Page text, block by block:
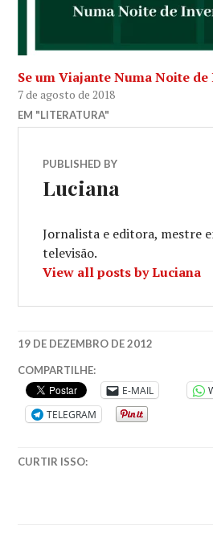
Se um Viajante Numa Noite
7 de agosto de 2018
EM "LITERATURA"
PUBLISHED BY
Luciana
Jornalista e editora, mestre
televisão.
View all posts by Luciana
19 DE DEZEMBRO DE 2012
BUENS
AIRES,
COLEÇÃO
AMORES
DAS
COMPARTILHE:
E-MAIL
TELEGRAM
CURTIR ISSO: